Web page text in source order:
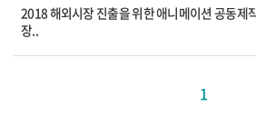
2018 해외시장 진출을 위한 애니메이션 공동제
장..
1